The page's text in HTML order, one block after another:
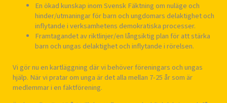
En ökad kunskap inom Svensk Fäktning om nuläge och
hinder/utmaningar för barn och ungdomars delaktighet och
inflytande i verksamhetens demokratiska processer.
Framtagandet av riktlinjer/en långsiktig plan för att stärka
barn och ungas delaktighet och inflytande i rörelsen.
Vi gör nu en kartläggning där vi behöver föreningars och ungas
hjälp. När vi pratar om unga är det alla mellan 7-25 år som är
medlemmar i en fäktförening.